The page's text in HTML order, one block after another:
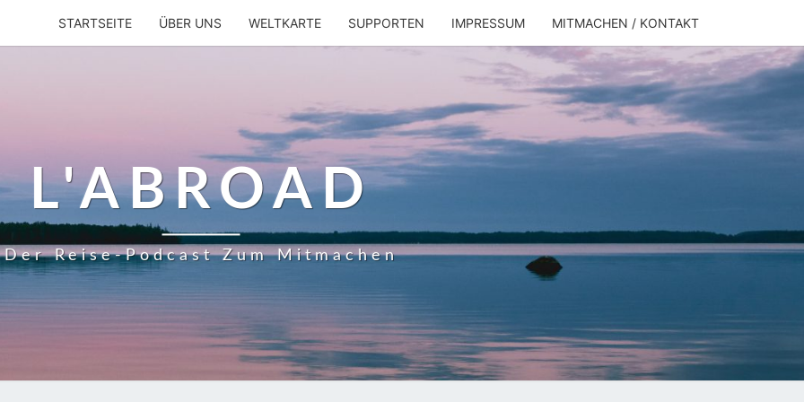
STARTSEITE ÜBER UNS WELTKARTE SUPPORTEN IMPRESSUM MITMACHEN / KONTAKT
L'ABROAD
Der Reise-Podcast Zum Mitmachen